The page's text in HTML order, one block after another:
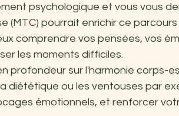
psychologique et vous vous
(MTC) pourrait enrichir ce parcours
comprendre vos pensées, vos
les moments difficiles.
profondeur sur l'harmonie corps-
diététique ou les ventouses par
émotionnels, et renforcer